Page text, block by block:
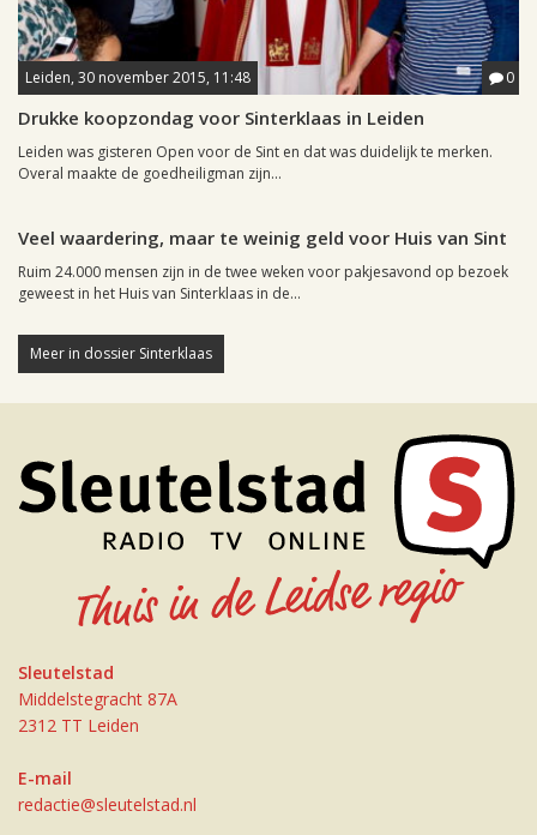
Leiden, 30 november 2015, 11:48 0
Drukke koopzondag voor Sinterklaas in Leiden
Leiden was gisteren Open voor de Sint en dat was duidelijk te merken.
Overal maakte de goedheiligman zijn...
Veel waardering, maar te weinig geld voor Huis van Sint
Ruim 24.000 mensen zijn in de twee weken voor pakjesavond op bezoek
geweest in het Huis van Sinterklaas in de...
Meer in dossier Sinterklaas
Sleutelstad
Middelstegracht 87A
2312 TT Leiden
E-mail
redactie@sleutelstad.nl